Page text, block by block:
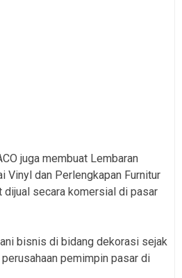
juga membuat Lembaran
Vinyl dan Perlengkapan Furnitur
dijual secara komersial di pasar
bisnis di bidang dekorasi sejak
pemimpin pasar di